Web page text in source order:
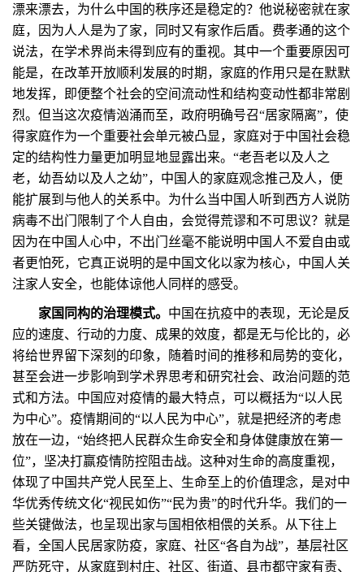
漂来漂去，为什么中国的秩序还是稳定的？他说秘密就在家
庭，因为人人是为了家，同时又有家作后盾。费孝通的这个
说法，在学术界尚未得到应有的重视。其中一个重要原因可
能是，在改革开放顺利发展的时期，家庭的作用只是在默默
地发挥，即便整个社会的空间流动性和结构变动性都非常剧
烈。但当这次疫情汹涌而至，政府明确号召“居家隔离”，使
得家庭作为一个重要社会单元被凸显，家庭对于中国社会稳
定的结构性力量更加明显地显露出来。“老吾老以及人之
老，幼吾幼以及人之幼”，中国人的家庭观念推己及人，便
能扩展到与他人的关系中。为什么当中国人听到西方人说防
病毒不出门限制了个人自由，会觉得荒谬和不可思议？就是
因为在中国人心中，不出门丝毫不能说明中国人不爱自由或
者更怕死，它真正说明的是中国文化以家为核心，中国人关
注家人安全，也能体谅他人同样的感受。
家国同构的治理模式。 中国在抗疫中的表现，无论是反
应的速度、行动的力度、成果的效度，都是无与伦比的，必
将给世界留下深刻的印象，随着时间的推移和局势的变化，
甚至会进一步影响到学术界思考和研究社会、政治问题的范
式和方法。中国应对疫情的最大特点，可以概括为“以人民
为中心”。疫情期间的“以人民为中心”，就是把经济的考虑
放在一边，“始终把人民群众生命安全和身体健康放在第一
位”，坚决打赢疫情防控阻击战。这种对生命的高度重视，
体现了中国共产党人民至上、生命至上的价值理念，是对中
华优秀传统文化“视民如伤”“民为贵”的时代升华。我们的一
些关键做法，也呈现出家与国相依相偎的关系。从下往上
看，全国人民居家防疫，家庭、社区“各自为战”，基层社区
严防死守，从家庭到村庄、社区、街道、县市都守家有责、